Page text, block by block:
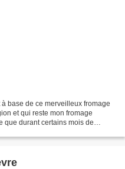
base de ce merveilleux fromage
et qui reste mon fromage
que durant certains mois de